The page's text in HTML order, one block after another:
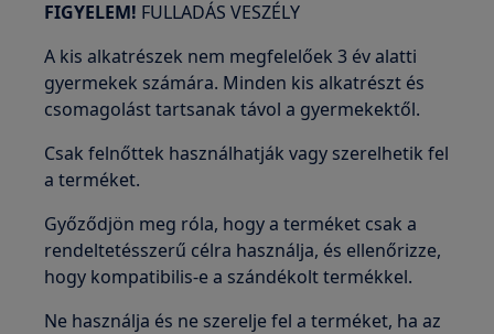
FIGYELEM! FULLADÁS VESZÉLY
A kis alkatrészek nem megfelelőek 3 év alatti
gyermekek számára. Minden kis alkatrészt és
csomagolást tartsanak távol a gyermekektől.
Csak felnőttek használhatják vagy szerelhetik fel
a terméket.
Győződjön meg róla, hogy a terméket csak a
rendeltetésszerű célra használja, és ellenőrizze,
hogy kompatibilis-e a szándékolt termékkel.
Ne használja és ne szerelje fel a terméket, ha az